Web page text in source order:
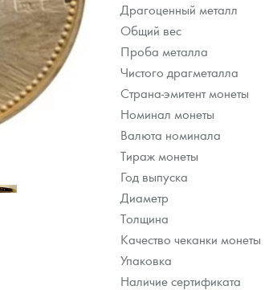
Драгоценный металл
Общий вес
Проба металла
Чистого драгметалла
Страна-эмитент монеты
Номинал монеты
Валюта номинала
Тираж монеты
Год выпуска
Диаметр
Толщина
Качество чеканки монеты
Упаковка
Наличие сертификата